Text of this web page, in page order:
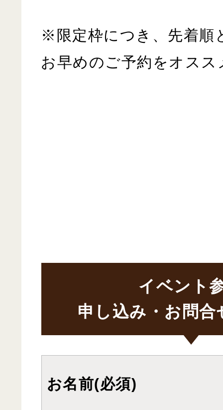
※限定枠につき、先着順
お早めのご予約をオス
イベント
申し込み・お問合
お名前(必須)